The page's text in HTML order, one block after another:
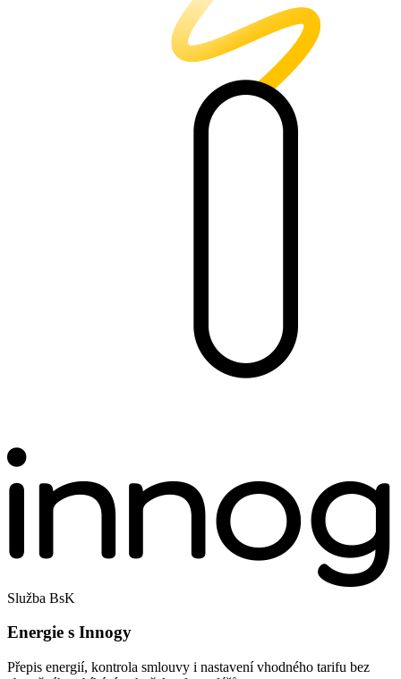
Služba BsK
Energie s Innogy
Přepis energií, kontrola smlouvy i nastavení vhodného tarifu bez